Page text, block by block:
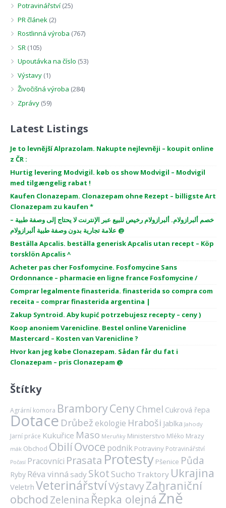
Potravinářství (25)
PR článek (2)
Rostlinná výroba (767)
SR (105)
Upoutávka na číslo (53)
Výstavy (1)
Živočišná výroba (284)
Zprávy (59)
Latest Listings
Je to levnější Alprazolam. Nakupte nejlevněji – koupit online
z ČR :
Hurtig levering Modvigil. køb os show Modvigil – Modvigil
med tilgængelig rabat !
Kaufen Clonazepam. Clonazepam ohne Rezept – billigste Art
Clonazepam zu kaufen *
خصم ألبرازولام. ألبرازولام رخيص للبيع عبر الإنترنت لا يحتاج إلى وصفة طبية –
علامة تجارية بدون وصفة طبية ألبرازولام @
Beställa Apcalis. beställa generisk Apcalis utan recept – Köp
torsklön Apcalis ^
Acheter pas cher Fosfomycine. Fosfomycine Sans
Ordonnance – pharmacie en ligne france Fosfomycine /
Comprar legalmente finasterida. finasterida so compra com
receita – comprar finasterida argentina |
Zakup Syntroid. Aby kupić potrzebujesz recepty – ceny )
Koop anoniem Varenicline. Bestel online Varenicline
Mastercard – Kosten van Varenicline ?
Hvor kan jeg købe Clonazepam. Sådan får du fat i
Clonazepam – pris Clonazepam @
Štítky
Agrární komora BramboryCenyChmel Cukrová řepa
Dotace Drůbež ekologie Hraboši Jablka Jahody
Jarní práce Kukuřice Maso Meruňky Ministerstvo Mléko Mrazy
mák Obchod ObilíOvoce podnik Potraviny Potravinářství
Počasí Pracovníci Prasata Protesty Pšenice Půda
Ryby Réva vinná sady Skot Sucho Traktory Ukrajina
Veletrh VeterinářstvíVýstavyZahraniční
obchod Zelenina Řepka olejná Žně